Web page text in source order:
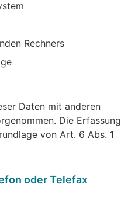
Rechners
Daten mit anderen
Die Erfassung
von Art. 6 Abs. 1
oder Telefax